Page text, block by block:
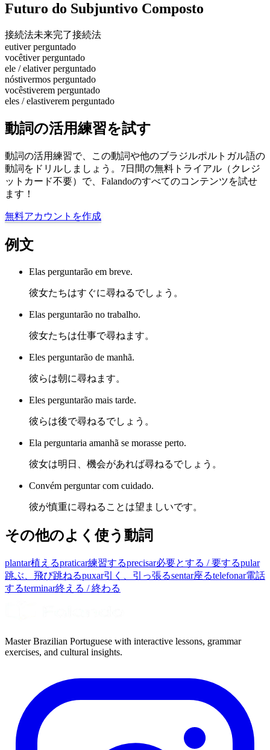
Futuro do Subjuntivo Composto
接続法未来完了接続法
eutiver perguntado
vocêtiver perguntado
ele / elativer perguntado
nóstivermos perguntado
vocêstiverem perguntado
eles / elastiverem perguntado
動詞の活用練習を試す
動詞の活用練習で、この動詞や他のブラジルポルトガル語の
動詞をドリルしましょう。7日間の無料トライアル（クレジ
ットカード不要）で、Falandoのすべてのコンテンツを試せ
ます！
無料アカウントを作成
例文
Elas perguntarão em breve.
彼女たちはすぐに尋ねるでしょう。
Elas perguntarão no trabalho.
彼女たちは仕事で尋ねます。
Eles perguntarão de manhã.
彼らは朝に尋ねます。
Eles perguntarão mais tarde.
彼らは後で尋ねるでしょう。
Ela perguntaria amanhã se morasse perto.
彼女は明日、機会があれば尋ねるでしょう。
Convém perguntar com cuidado.
彼が慎重に尋ねることは望ましいです。
その他のよく使う動詞
plantar植えるpraticar練習するprecisar必要とする / 要するpular
跳ぶ、飛び跳ねるpuxar引く、引っ張るsentar座るtelefonar電話
するterminar終える / 終わる
Master Brazilian Portuguese with interactive lessons, grammar
exercises, and cultural insights.